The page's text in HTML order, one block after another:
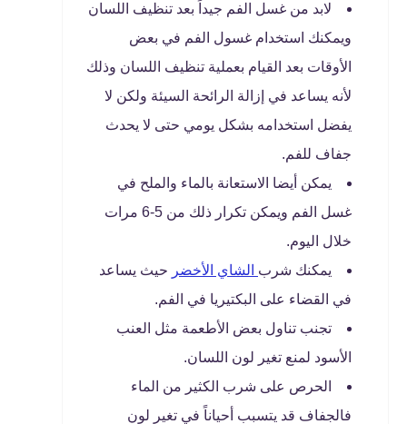
لابد من غسل الفم جيداً بعد تنظيف اللسان
ويمكنك استخدام غسول الفم في بعض
الأوقات بعد القيام بعملية تنظيف اللسان وذلك
لأنه يساعد في إزالة الرائحة السيئة ولكن لا
يفضل استخدامه بشكل يومي حتى لا يحدث
جفاف للفم.
يمكن أيضا الاستعانة بالماء والملح في
غسل الفم ويمكن تكرار ذلك من 5-6 مرات
خلال اليوم.
يمكنك شرب الشاي الأخضر حيث يساعد
في القضاء على البكتيريا في الفم.
تجنب تناول بعض الأطعمة مثل العنب
الأسود لمنع تغير لون اللسان.
الحرص على شرب الكثير من الماء
فالجفاف قد يتسبب أحياناً في تغير لون